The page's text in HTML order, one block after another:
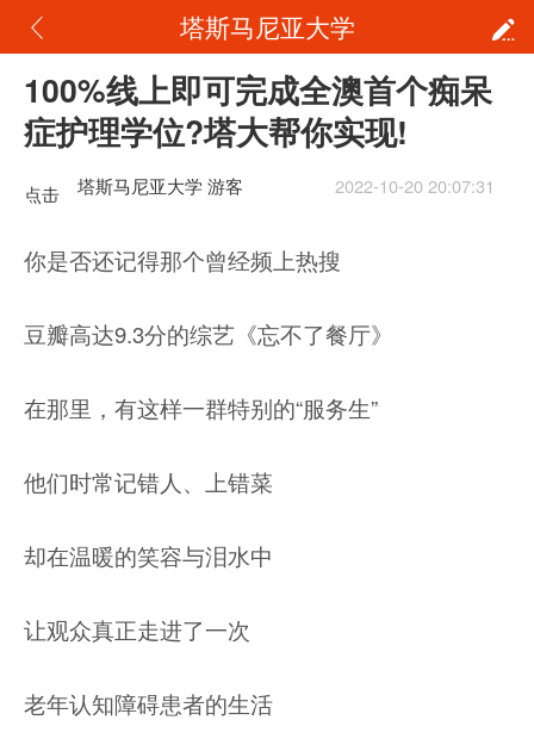
塔斯马尼亚大学
100%线上即可完成全澳首个痴呆
症护理学位?塔大帮你实现!
点击
塔斯马尼亚大学 游客 2022-10-20 20:07:31
你是否还记得那个曾经频上热搜
豆瓣高达9.3分的综艺《忘不了餐厅》
在那里，有这样一群特别的“服务生”
他们时常记错人、上错菜
却在温暖的笑容与泪水中
让观众真正走进了一次
老年认知障碍患者的生活